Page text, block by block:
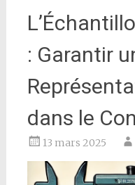
: Garantir
dans le
13 mars 2025